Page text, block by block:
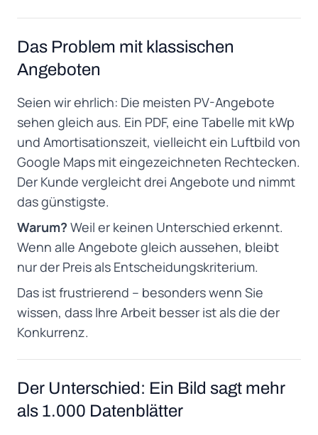
Das Problem mit klassischen
Angeboten
Seien wir ehrlich: Die meisten PV-Angebote
sehen gleich aus. Ein PDF, eine Tabelle mit kWp
und Amortisationszeit, vielleicht ein Luftbild von
Google Maps mit eingezeichneten Rechtecken.
Der Kunde vergleicht drei Angebote und nimmt
das günstigste.
Warum? Weil er keinen Unterschied erkennt.
Wenn alle Angebote gleich aussehen, bleibt
nur der Preis als Entscheidungskriterium.
Das ist frustrierend – besonders wenn Sie
wissen, dass Ihre Arbeit besser ist als die der
Konkurrenz.
Der Unterschied: Ein Bild sagt mehr
als 1.000 Datenblätter